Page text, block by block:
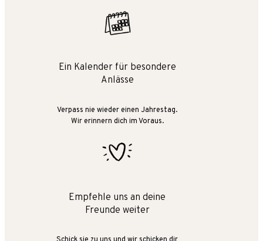
Ein Kalender für besondere
Anlässe
Verpass nie wieder einen Jahrestag.
Wir erinnern dich im Voraus.
Empfehle uns an deine
Freunde weiter